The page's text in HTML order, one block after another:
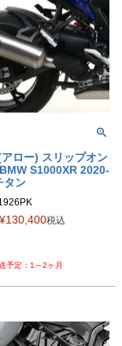
ロー) スリップオン
S1000XR 2020-
タン
¥130,400税込
1～2ヶ月